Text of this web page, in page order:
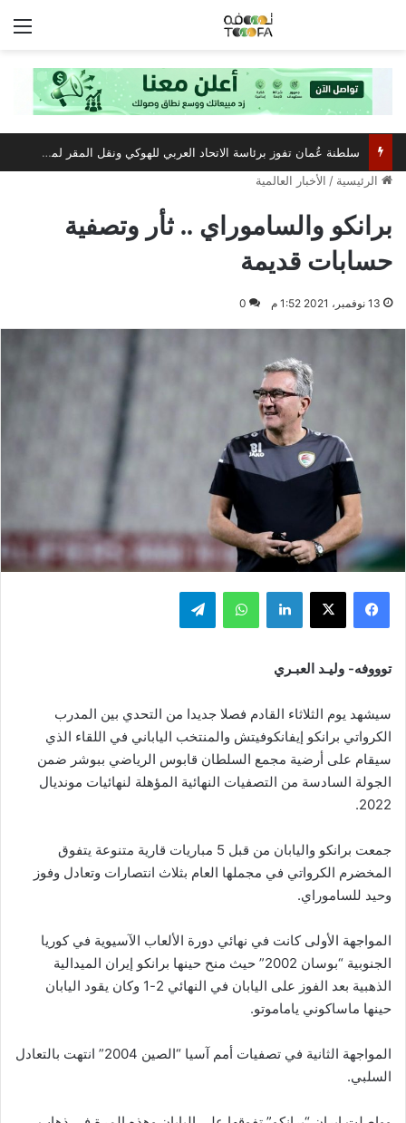
سلطنة عُمان تفوز برئاسة الاتحاد العربي للهوكي ونقل المقر لمسقط
الرئيسية / الأخبار العالمية
برانكو والساموراي .. ثأر وتصفية
حسابات قديمة
13 نوفمبر، 2021 1:52 م 0
فيسبوك ‫X لينكدإن واتساب تيلقرام
توووفه- وليـد العبـري
سيشهد يوم الثلاثاء القادم فصلا جديدا من التحدي بين المدرب
الكرواتي برانكو إيفانكوفيتش والمنتخب الياباني في اللقاء الذي
سيقام على أرضية مجمع السلطان قابوس الرياضي ببوشر ضمن
الجولة السادسة من التصفيات النهائية المؤهلة لنهائيات مونديال
2022.
جمعت برانكو واليابان من قبل 5 مباريات قارية متنوعة يتفوق
المخضرم الكرواتي في مجملها العام بثلاث انتصارات وتعادل وفوز
وحيد للساموراي.
المواجهة الأولى كانت في نهائي دورة الألعاب الآسيوية في كوريا
الجنوبية “بوسان 2002” حيث منح حينها برانكو إيران الميدالية
الذهبية بعد الفوز على اليابان في النهائي 2-1 وكان يقود اليابان
حينها ماساكوني ياماموتو.
المواجهة الثانية في تصفيات أمم آسيا “الصين 2004” انتهت بالتعادل
السلبي.